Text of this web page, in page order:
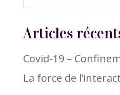
Articles
Covid-19 –
La force de